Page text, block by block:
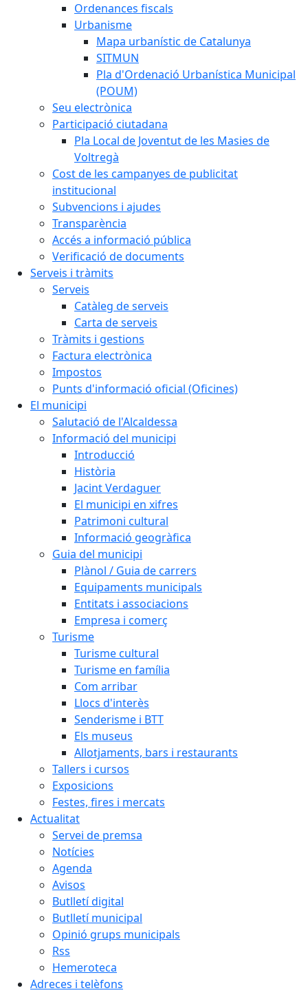
Ordenances fiscals
Urbanisme
Mapa urbanístic de Catalunya
SITMUN
Pla d'Ordenació Urbanística Municipal
(POUM)
Seu electrònica
Participació ciutadana
Pla Local de Joventut de les Masies de
Voltregà
Cost de les campanyes de publicitat
institucional
Subvencions i ajudes
Transparència
Accés a informació pública
Verificació de documents
Serveis i tràmits
Serveis
Catàleg de serveis
Carta de serveis
Tràmits i gestions
Factura electrònica
Impostos
Punts d'informació oficial (Oficines)
El municipi
Salutació de l'Alcaldessa
Informació del municipi
Introducció
Història
Jacint Verdaguer
El municipi en xifres
Patrimoni cultural
Informació geogràfica
Guia del municipi
Plànol / Guia de carrers
Equipaments municipals
Entitats i associacions
Empresa i comerç
Turisme
Turisme cultural
Turisme en família
Com arribar
Llocs d'interès
Senderisme i BTT
Els museus
Allotjaments, bars i restaurants
Tallers i cursos
Exposicions
Festes, fires i mercats
Actualitat
Servei de premsa
Notícies
Agenda
Avisos
Butlletí digital
Butlletí municipal
Opinió grups municipals
Rss
Hemeroteca
Adreces i telèfons